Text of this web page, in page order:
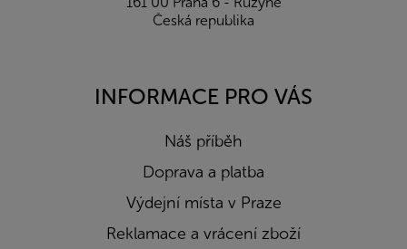
Česká republika
INFORMACE PRO VÁS
Náš příběh
Doprava a platba
Výdejní místa v Praze
Reklamace a vrácení zboží